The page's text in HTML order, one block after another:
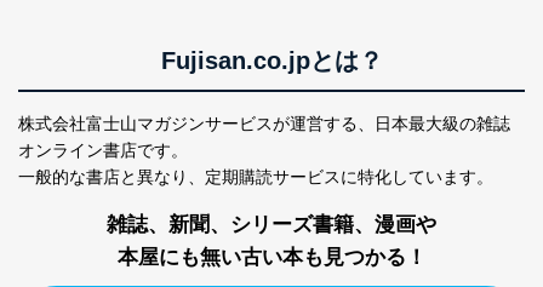
Fujisan.co.jpとは？
株式会社富士山マガジンサービスが運営する、
日本最大級の雑誌
オンライン書店です。
一般的な書店と異なり、 定期購読サービスに特化しています。
雑誌、新聞、シリーズ書籍、漫画や
本屋にも無い古い本も見つかる！